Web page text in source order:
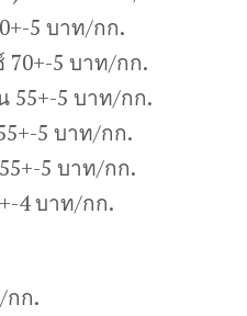
5 บาท/กก.
70+-5 บาท/กก.
55+-5 บาท/กก.
5 บาท/กก.
5 บาท/กก.
4 บาท/กก.
กก.